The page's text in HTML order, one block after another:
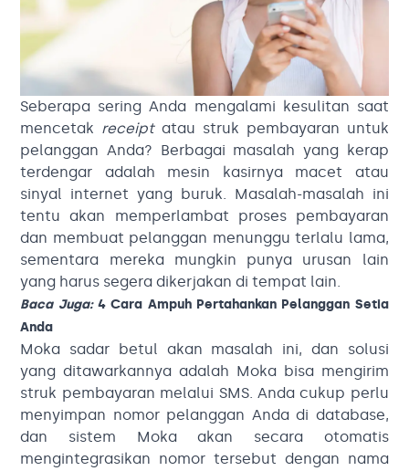
Seberapa sering Anda mengalami kesulitan saat
mencetak receiptatau struk pembayaran untuk
pelanggan Anda? Berbagai masalah yang kerap
terdengar adalah mesin kasirnya macet atau
sinyal internet yang buruk. Masalah-masalah ini
tentu akan memperlambat proses pembayaran
dan membuat pelanggan menunggu terlalu lama,
sementara mereka mungkin punya urusan lain
yang harus segera dikerjakan di tempat lain.
Baca Juga:4 Cara Ampuh Pertahankan Pelanggan Setia
Anda
Moka sadar betul akan masalah ini, dan solusi
yang ditawarkannya adalah Moka bisa mengirim
struk pembayaran melalui SMS. Anda cukup perlu
menyimpan nomor pelanggan Anda di database,
dan sistem Moka akan secara otomatis
mengintegrasikan nomor tersebut dengan nama